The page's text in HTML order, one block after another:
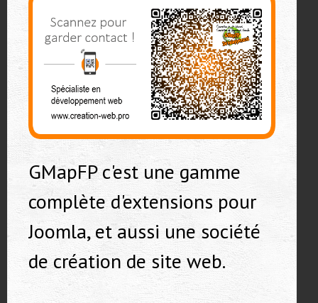
GMapFP c'est une gamme
complète d'extensions pour
Joomla, et aussi une société
de création de site web.